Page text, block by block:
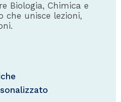
Biologia, Chimica e
che unisce lezioni,